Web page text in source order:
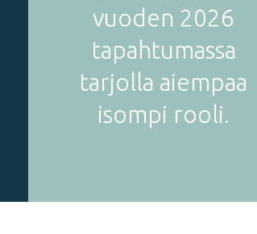
vuoden 2026
tapahtumassa
tarjolla aiempaa
isompi rooli.